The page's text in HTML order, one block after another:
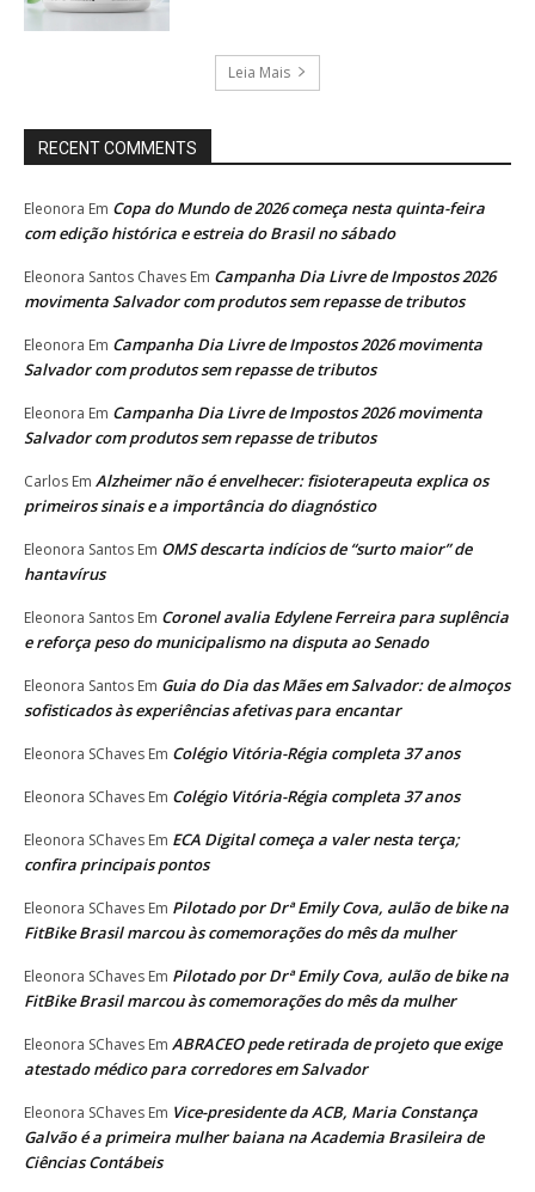
Leia Mais
RECENT COMMENTS
Eleonora Em Copa do Mundo de 2026 começa nesta quinta-feira
com edição histórica e estreia do Brasil no sábado
Eleonora Santos Chaves Em Campanha Dia Livre de Impostos 2026
movimenta Salvador com produtos sem repasse de tributos
Eleonora Em Campanha Dia Livre de Impostos 2026 movimenta
Salvador com produtos sem repasse de tributos
Eleonora Em Campanha Dia Livre de Impostos 2026 movimenta
Salvador com produtos sem repasse de tributos
Carlos Em Alzheimer não é envelhecer: fisioterapeuta explica os
primeiros sinais e a importância do diagnóstico
Eleonora Santos Em OMS descarta indícios de “surto maior” de
hantavírus
Eleonora Santos Em Coronel avalia Edylene Ferreira para suplência
e reforça peso do municipalismo na disputa ao Senado
Eleonora Santos Em Guia do Dia das Mães em Salvador: de almoços
sofisticados às experiências afetivas para encantar
Eleonora SChaves Em Colégio Vitória-Régia completa 37 anos
Eleonora SChaves Em Colégio Vitória-Régia completa 37 anos
Eleonora SChaves Em ECA Digital começa a valer nesta terça;
confira principais pontos
Eleonora SChaves Em Pilotado por Drª Emily Cova, aulão de bike na
FitBike Brasil marcou às comemorações do mês da mulher
Eleonora SChaves Em Pilotado por Drª Emily Cova, aulão de bike na
FitBike Brasil marcou às comemorações do mês da mulher
Eleonora SChaves Em ABRACEO pede retirada de projeto que exige
atestado médico para corredores em Salvador
Eleonora SChaves Em Vice-presidente da ACB, Maria Constança
Galvão é a primeira mulher baiana na Academia Brasileira de
Ciências Contábeis